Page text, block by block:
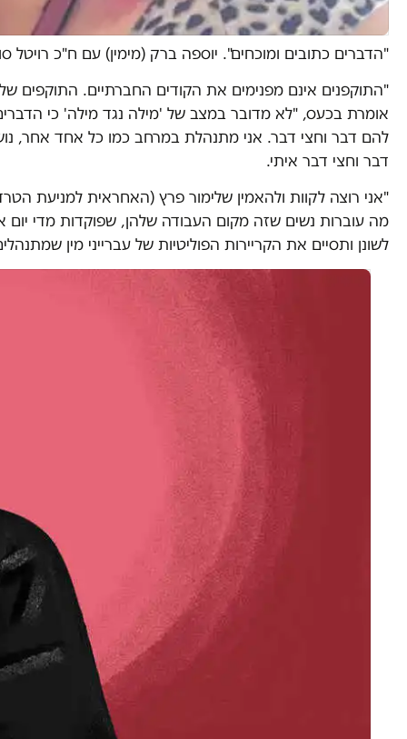
"הדברים כתובים ומוכחים". יוספה ברק (מימין) עם ח"כ רויטל
"התוקפנים אינם מפנימים את הקודים החברתיים. התוקפים
אומרת בכעס, "לא מדובר במצב של 'מילה נגד מילה' כי
להם דבר וחצי דבר. אני מתנהלת במרחב כמו כל אחד אחר,
דבר וחצי דבר איתי.
"אני רוצה לקוות ולהאמין שלימור פרץ (האחראית למניעת
מה עוברות נשים שזה מקום העבודה שלהן, שפוקדות מדי
לשונן ותסיים את הקריירות הפוליטיות של עברייני מין